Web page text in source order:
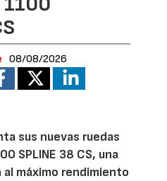
08/08/2026
sus nuevas ruedas
SPLINE 38 CS, una
máximo rendimiento